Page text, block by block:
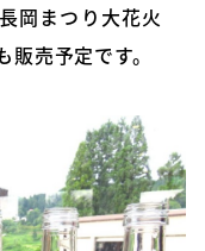
岡まつり大花火
売予定です。